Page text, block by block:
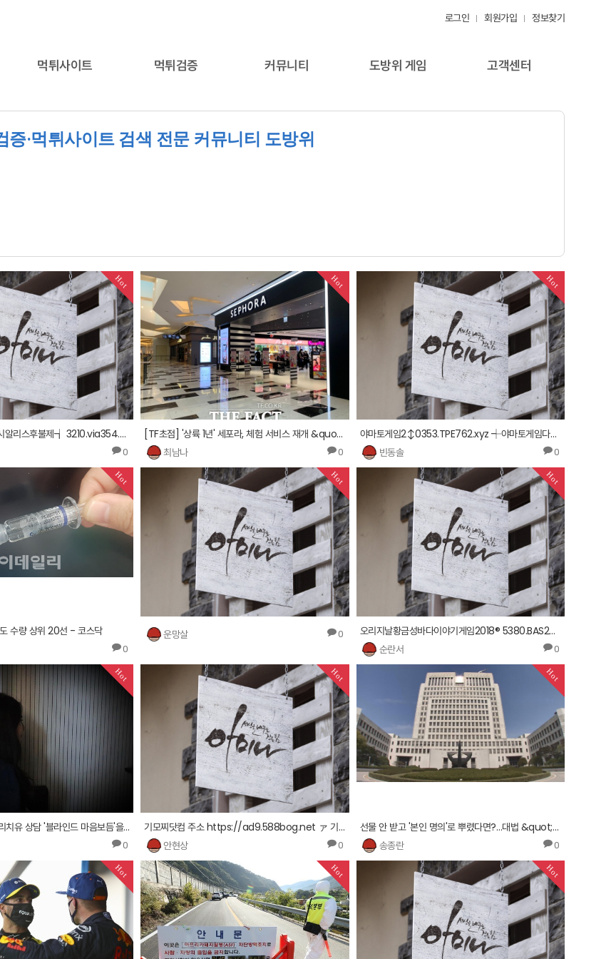
로그인 회원가입 정보찾기
먹튀사이트 먹튀검증 커뮤니티 도방위 게임 고객센터
증·먹튀사이트 검색 전문 커뮤니티 도방위
Hot
여성 흥분제구입처시알리스후불제┪ 3210.via354.com ∬섹스파 구입처섹스파 구입방법 ㎙
0
Hot
[TF초점] '상륙 1년' 세포라, 체험 서비스 재개 &quot;차별화로 코로나 위기 넘는다&quot;
최남나
0
Hot
야마토게임2↕0353.TPE762.xyz ┽야마토게임다운 오션파라다이스3인터넷카지노 ▨
빈동솔
0
Hot
수량 상위 20선 - 코스닥
0
Hot
운망살 0
Hot
오리지날황금성바다이야기게임2018® 5380.BAS2011.xyz
순란서
0
Hot
&quot;어둠 속 심리치유 상담 '블라인드 마음보듬'을 아시나요&quot;
0
Hot
기모찌닷컴 주소 https://ad9.588bog.net ァ 기모찌닷컴 주소オ 기모찌닷컴 주소リ
안현상
0
Hot
선물 안 받고 '본인 명의'로 뿌렸다면?…대법 &quot;그것도 뇌물&quot;
송종란
0
Hot Hot Hot